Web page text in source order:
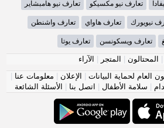
تعارف نيو مكسيكو تعارف نيو هامبشاير
نيويورك تعارف هاواي تعارف واشنطن
تعارف ويسكونسن تعارف يوتا
| المحتالون | المتجر | الآراء
العام لحماية البيانات | الإعلان | معلومات عنا |
| سلامة الأطفال | اتصل بنا | الأسئلة الشائعة